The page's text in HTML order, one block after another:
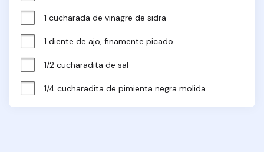
1 cucharada de vinagre de sidra
1 diente de ajo, finamente picado
1/2 cucharadita de sal
1/4 cucharadita de pimienta negra molida